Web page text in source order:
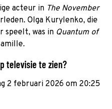
acteur in The November
Olga Kurylenko, die
speelt, was in Quantum of
televisie te zien?
2 februari 2026 om 20:25